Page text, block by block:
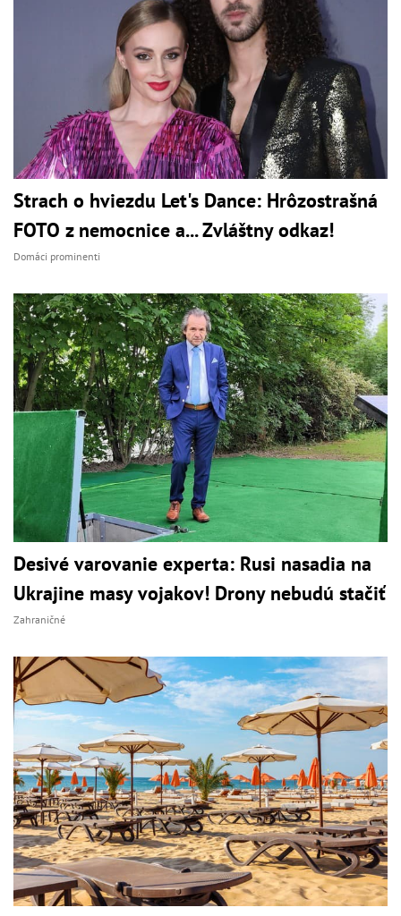
Strach o hviezdu Let's Dance: Hrôzostrašná
FOTO z nemocnice a... Zvláštny odkaz!
Domáci prominenti
Desivé varovanie experta: Rusi nasadia na
Ukrajine masy vojakov! Drony nebudú stačiť
Zahraničné